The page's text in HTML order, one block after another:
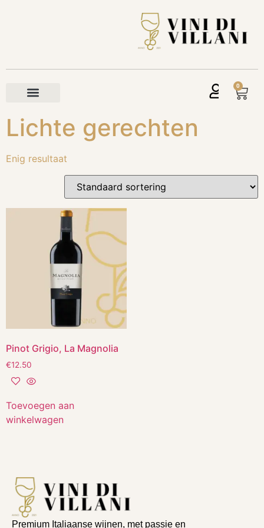
0
Lichte gerechten
Enig resultaat
Pinot Grigio, La Magnolia
€12.50
Toevoegen aan
winkelwagen
Premium Italiaanse wijnen, met passie en